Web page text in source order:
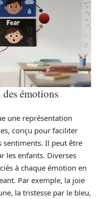
émotions
une représentation
conçu pour faciliter
sentiments. Il peut être
les enfants. Diverses
à chaque émotion en
Par exemple, la joie
la tristesse par le bleu,